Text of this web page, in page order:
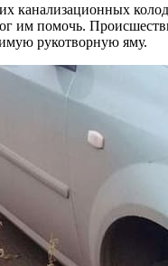
канализационных
им помочь.
рукотворную яму.